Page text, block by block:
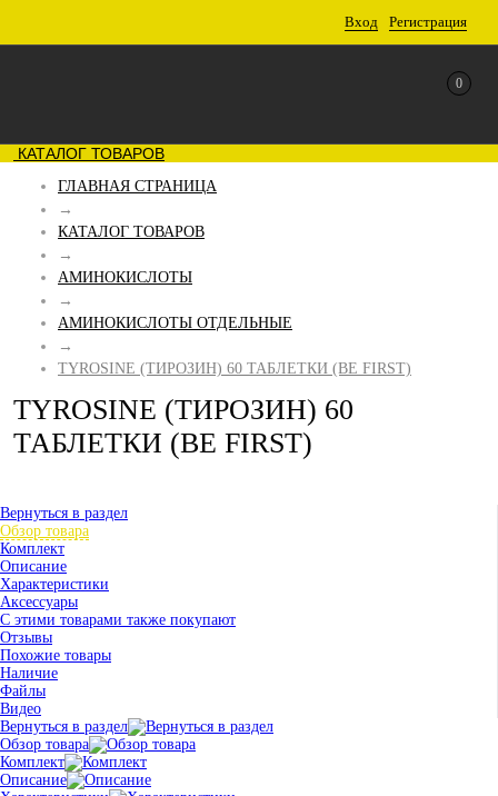
Вход Регистрация
0
КАТАЛОГ ТОВАРОВ
ГЛАВНАЯ СТРАНИЦА
→
КАТАЛОГ ТОВАРОВ
→
АМИНОКИСЛОТЫ
→
АМИНОКИСЛОТЫ ОТДЕЛЬНЫЕ
→
TYROSINE (ТИРОЗИН) 60 ТАБЛЕТКИ (BE FIRST)
TYROSINE (ТИРОЗИН) 60
ТАБЛЕТКИ (BE FIRST)
Вернуться в раздел
Обзор товара
Комплект
Описание
Характеристики
Аксессуары
С этими товарами также покупают
Отзывы
Похожие товары
Наличие
Файлы
Видео
Вернуться в раздел
Обзор товара
Комплект
Описание